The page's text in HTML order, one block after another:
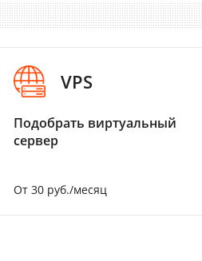
VPS
Подобрать виртуальный
сервер
От 30 руб./месяц